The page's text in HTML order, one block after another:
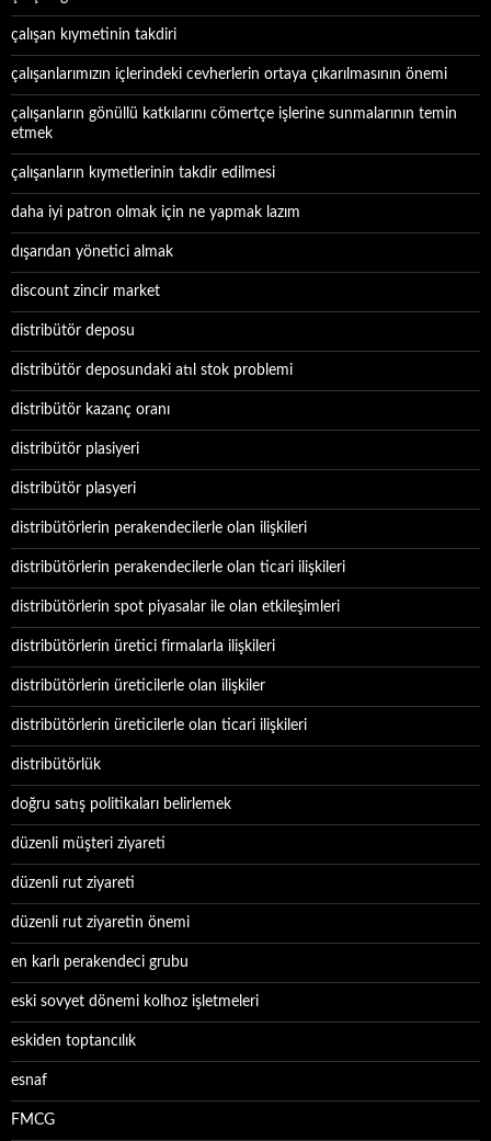
çalışan kıymetinin takdiri
çalışanlarımızın içlerindeki cevherlerin ortaya çıkarılmasının önemi
çalışanların gönüllü katkılarını cömertçe işlerine sunmalarının temin
etmek
çalışanların kıymetlerinin takdir edilmesi
daha iyi patron olmak için ne yapmak lazım
dışarıdan yönetici almak
discount zincir market
distribütör deposu
distribütör deposundaki atıl stok problemi
distribütör kazanç oranı
distribütör plasiyeri
distribütör plasyeri
distribütörlerin perakendecilerle olan ilişkileri
distribütörlerin perakendecilerle olan ticari ilişkileri
distribütörlerin spot piyasalar ile olan etkileşimleri
distribütörlerin üretici firmalarla ilişkileri
distribütörlerin üreticilerle olan ilişkiler
distribütörlerin üreticilerle olan ticari ilişkileri
distribütörlük
doğru satış politikaları belirlemek
düzenli müşteri ziyareti
düzenli rut ziyareti
düzenli rut ziyaretin önemi
en karlı perakendeci grubu
eski sovyet dönemi kolhoz işletmeleri
eskiden toptancılık
esnaf
FMCG